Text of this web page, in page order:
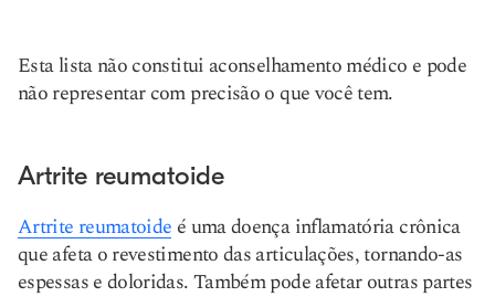
Esta lista não constitui aconselhamento médico e pode
não representar com precisão o que você tem.
Artrite reumatoide
Artrite reumatoide é uma doença inflamatória crônica
que afeta o revestimento das articulações, tornando-as
espessas e doloridas. Também pode afetar outras partes